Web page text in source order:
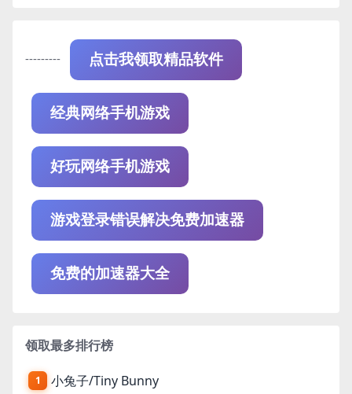
--------- 点击我领取精品软件
经典网络手机游戏
好玩网络手机游戏
游戏登录错误解决免费加速器
免费的加速器大全
领取最多排行榜
1 小兔子/Tiny Bunny